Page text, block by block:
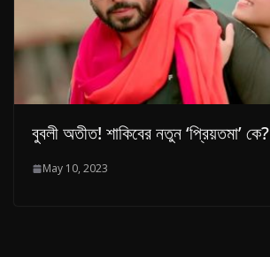
বুবলী অতীত! শাকিবের নতুন ‘প্রিয়তমা’ কে?
May 10, 2023